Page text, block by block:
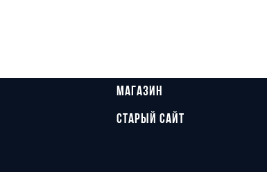
МАГАЗИН
СТАРЫЙ САЙТ